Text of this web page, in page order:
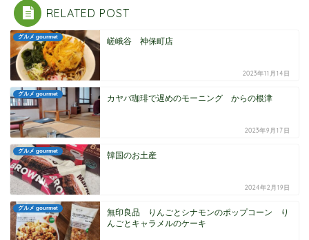
RELATED POST
グルメ gourmet 嵯峨谷 神保町店
2023年11月14日
グルメ gourmet カヤバ珈琲で遅めのモーニング からの根津
2023年9月17日
グルメ gourmet 韓国のお土産
2024年2月19日
グルメ gourmet
無印良品 りんごとシナモンのポップコーン り
んごとキャラメルのケーキ